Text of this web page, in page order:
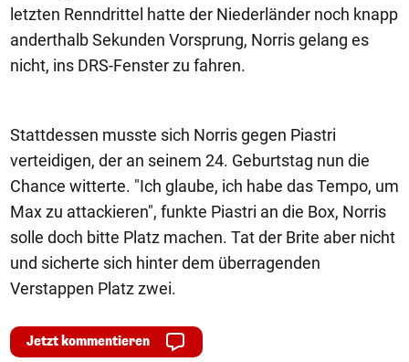
letzten Renndrittel hatte der Niederländer noch knapp
anderthalb Sekunden Vorsprung, Norris gelang es
nicht, ins DRS-Fenster zu fahren.
Stattdessen musste sich Norris gegen Piastri
verteidigen, der an seinem 24. Geburtstag nun die
Chance witterte. "Ich glaube, ich habe das Tempo, um
Max zu attackieren", funkte Piastri an die Box, Norris
solle doch bitte Platz machen. Tat der Brite aber nicht
und sicherte sich hinter dem überragenden
Verstappen Platz zwei.
Jetzt kommentieren